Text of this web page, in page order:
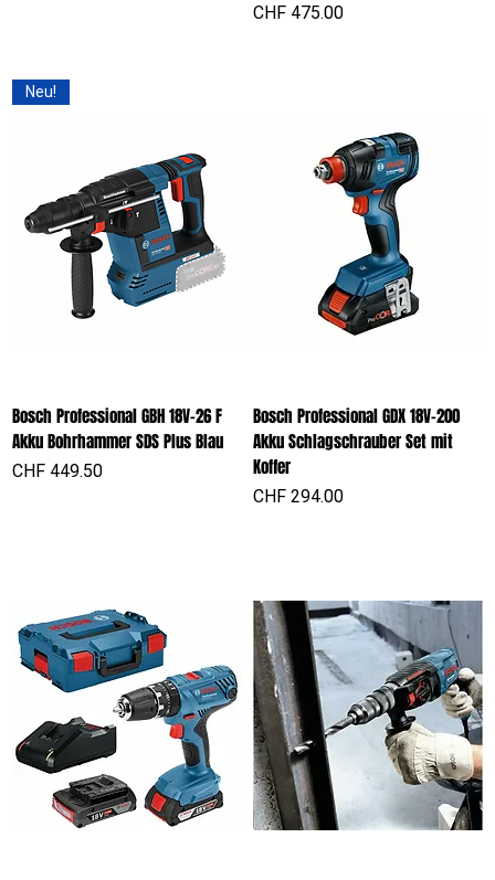
Preis
CHF 475.00
Neu!
Bosch Professional GBH 18V-26 F
Akku Bohrhammer SDS Plus Blau
Preis
CHF 449.50
Bosch Professional GDX 18V-200
Akku Schlagschrauber Set mit
Koffer
Preis
CHF 294.00